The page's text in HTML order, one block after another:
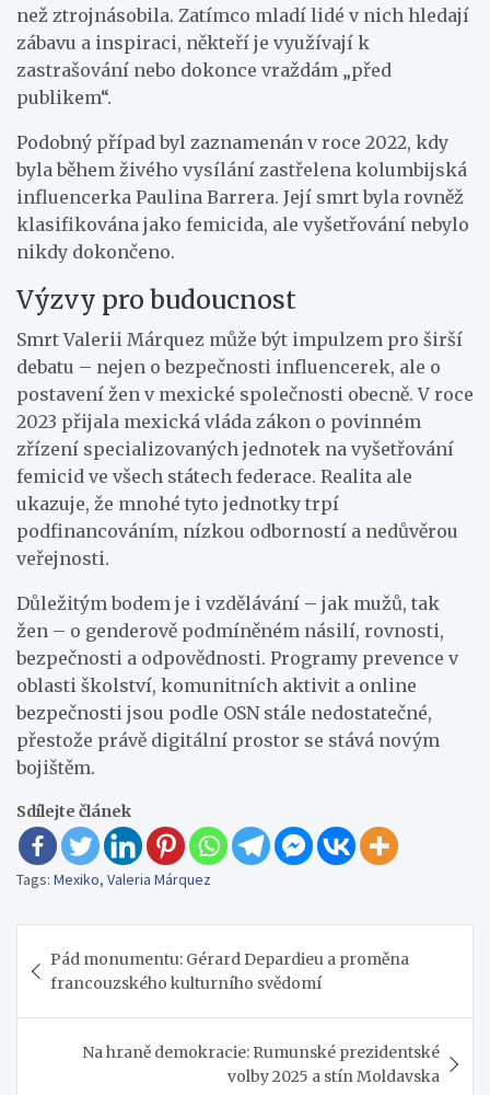
než ztrojnásobila. Zatímco mladí lidé v nich hledají
zábavu a inspiraci, někteří je využívají k
zastrašování nebo dokonce vraždám „před
publikem“.
Podobný případ byl zaznamenán v roce 2022, kdy
byla během živého vysílání zastřelena kolumbijská
influencerka Paulina Barrera. Její smrt byla rovněž
klasifikována jako femicida, ale vyšetřování nebylo
nikdy dokončeno.
Výzvy pro budoucnost
Smrt Valerii Márquez může být impulzem pro širší
debatu – nejen o bezpečnosti influencerek, ale o
postavení žen v mexické společnosti obecně. V roce
2023 přijala mexická vláda zákon o povinném
zřízení specializovaných jednotek na vyšetřování
femicid ve všech státech federace. Realita ale
ukazuje, že mnohé tyto jednotky trpí
podfinancováním, nízkou odborností a nedůvěrou
veřejnosti.
Důležitým bodem je i vzdělávání – jak mužů, tak
žen – o genderově podmíněném násilí, rovnosti,
bezpečnosti a odpovědnosti. Programy prevence v
oblasti školství, komunitních aktivit a online
bezpečnosti jsou podle OSN stále nedostatečné,
přestože právě digitální prostor se stává novým
bojištěm.
Sdílejte článek
Tags: Mexiko, Valeria Márquez
pro
příspěvek
Pád monumentu: Gérard Depardieu a proměna
francouzského kulturního svědomí
Na hraně demokracie: Rumunské prezidentské
volby 2025 a stín Moldavska